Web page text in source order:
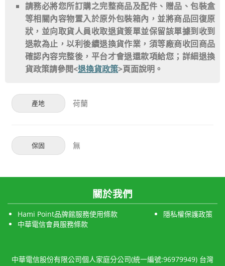
請務必將您所訂購之完整商品及配件、贈品、包裝盒
等相關內容物置入於原外包裝箱內，並將商品回復原
狀，並向取貨人員收取退貨簽單並保留該單據到收到
退款為止，以利後續退換貨作業，須等廠商收回商品
確認內容完整後，平台才會退還款項給您；詳細退換
貨政策請參閱<退換貨政策>頁面說明。
產地 荷蘭
保固 無
關於我們
Hami Point品牌館服務使用條款
隱私權保護政策
中華電信會員服務條款
中華電信股份有限公司個人家庭分公司(統一編號:96979949) 台灣